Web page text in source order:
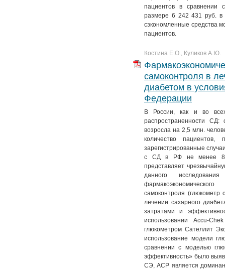
пациентов в сравнении
размере 6 242 431 руб.
сэкономленные средства
пациентов.
Костина Е.О., Куликов А.Ю.
самоконтроля в
диабетом в
Федерации
В России, как и во
распространенности
возросла на 2,5 млн.
количество пациентов,
зарегистрированные
с СД в РФ не менее 8-9
представляет
данного
самоконтроля (глюкометр
лечении сахарного
затратами и
использовании Accu-
глюкометром Сателлит
использование модели
сравнении с моделью
эффективность» было
СЭ, ACP является